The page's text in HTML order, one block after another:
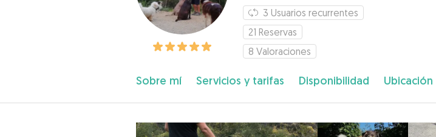
3 Usuarios recurrentes
21 Reservas
8 Valoraciones
Sobre mí Servicios y tarifas Disponibilidad Ubicación